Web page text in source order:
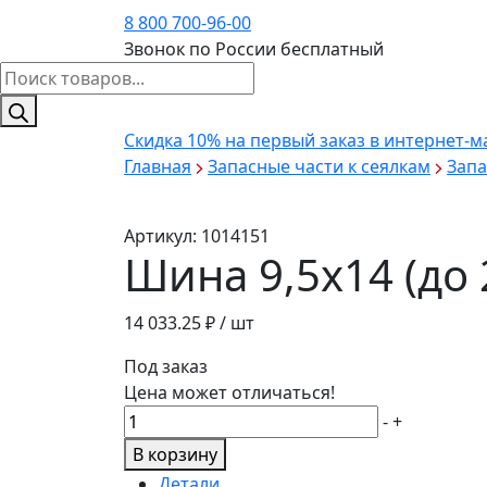
8 800 700-96-00
Звонок по России бесплатный
Поиск
товаров
Скидка 10% на первый заказ в интернет-
Главная
Запасные части к сеялкам
Артикул: 1014151
Шина 9,5х14 (до
14 033.25₽ / шт
Под заказ
Цена может отличаться!
Количество
товара
Шина
-+
В корзину